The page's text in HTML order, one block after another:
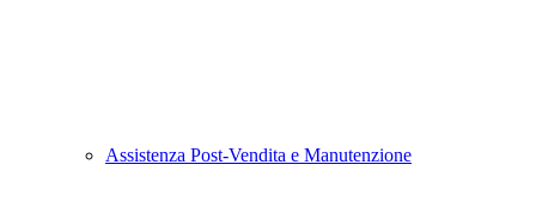
Assistenza Post-Vendita e Manutenzione